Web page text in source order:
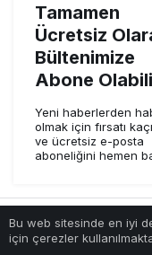
Tamamen
Ücretsiz
Bültenimize
Abone
Yeni haberlerden
olmak için fırsatı
ve ücretsiz e-posta
aboneliğini hemen
Benzer
Bu web sitesinde en iyi
için çerezlerAnasayfa